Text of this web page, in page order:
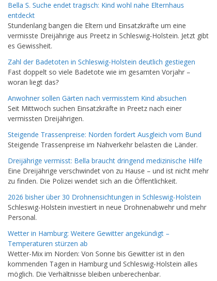
Bella S. Suche endet tragisch: Kind wohl nahe Elternhaus
entdeckt
Stundenlang bangen die Eltern und Einsatzkräfte um eine
vermisste Dreijährige aus Preetz in Schleswig-Holstein. Jetzt gibt
es Gewissheit.
Zahl der Badetoten in Schleswig-Holstein deutlich gestiegen
Fast doppelt so viele Badetote wie im gesamten Vorjahr –
woran liegt das?
Anwohner sollen Gärten nach vermisstem Kind absuchen
Seit Mittwoch suchen Einsatzkräfte in Preetz nach einer
vermissten Dreijährigen.
Steigende Trassenpreise: Norden fordert Ausgleich vom Bund
Steigende Trassenpreise im Nahverkehr belasten die Länder.
Dreijährige vermisst: Bella braucht dringend medizinische Hilfe
Eine Dreijährige verschwindet von zu Hause – und ist nicht mehr
zu finden. Die Polizei wendet sich an die Öffentlichkeit.
2026 bisher über 30 Drohnensichtungen in Schleswig-Holstein
Schleswig-Holstein investiert in neue Drohnenabwehr und mehr
Personal.
Wetter in Hamburg: Weitere Gewitter angekündigt –
Temperaturen stürzen ab
Wetter-Mix im Norden: Von Sonne bis Gewitter ist in den
kommenden Tagen in Hamburg und Schleswig-Holstein alles
möglich. Die Verhältnisse bleiben unberechenbar.